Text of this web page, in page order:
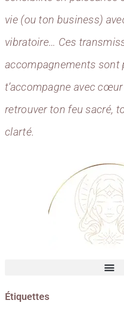
vie (ou ton business)
vibratoire… Ces
accompagnements sont
t’accompagne avec
retrouver ton feu sacré,
clarté.
Étiquettes